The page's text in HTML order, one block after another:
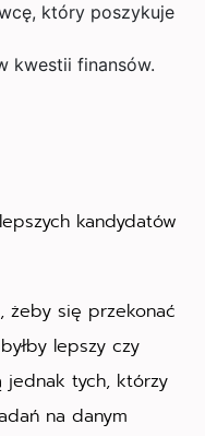
który poszykuje
kwestii finansów.
kandydatów
żeby się przekonać
lepszy czy
jednak tych, którzy
na danym